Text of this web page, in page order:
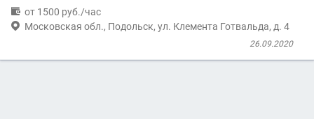
 от 1500 руб./час
 Московская обл., Подольск, ул. Клемента Готвальда, д. 4
26.09.2020